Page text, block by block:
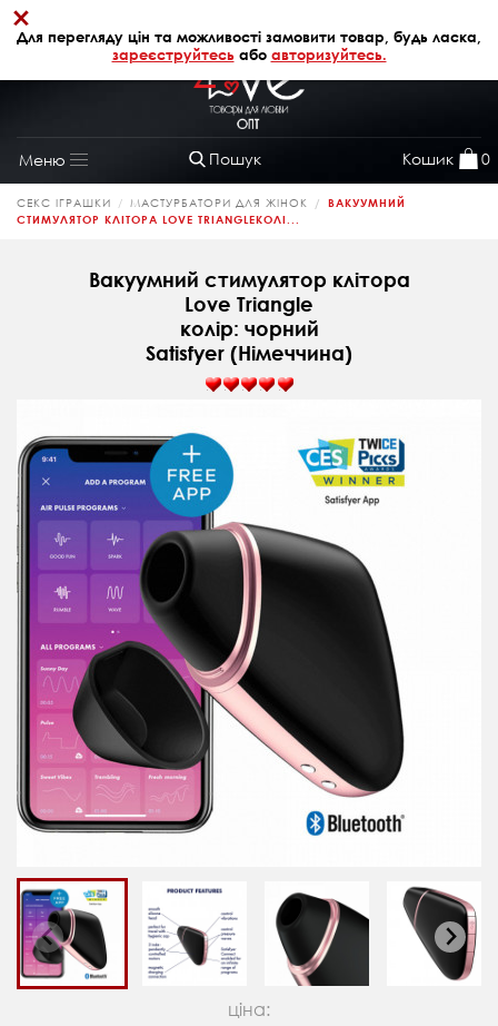
Для перегляду цін та можливості замовити товар, будь ласка,
зареєструйтесьабо авторизуйтесь.
×
Пошук Кошик 0
Меню
Toggle
navigation
СЕКС ІГРАШКИ МАСТУРБАТОРИ ДЛЯ ЖІНОК
ВАКУУМНИЙ
СТИМУЛЯТОР КЛІТОРА LOVE TRIANGLEКОЛІ...
Вакуумний стимулятор клітора
Love Triangle
колір: чорний
Satisfyer (Німеччина)
ціна: